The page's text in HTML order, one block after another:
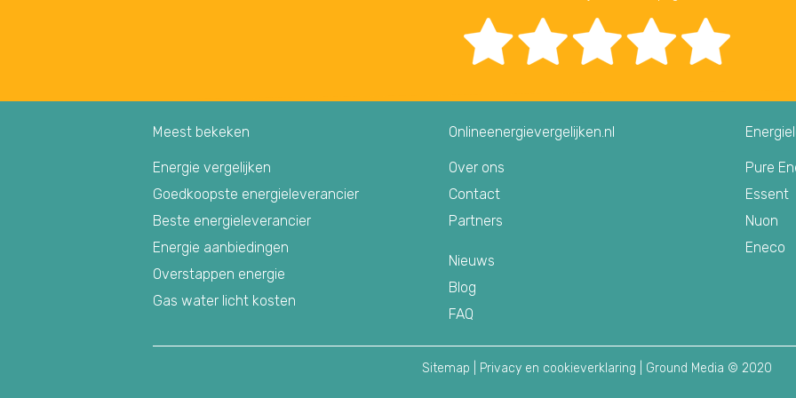
Meest bekeken
Energie vergelijken
Goedkoopste energieleverancier
Beste energieleverancier
Energie aanbiedingen
Overstappen energie
Gas water licht kosten
Onlineenergievergelijken.nl
Over ons
Contact
Partners
Nieuws
Blog
FAQ
Pure
Essent
Nuon
Eneco
Sitemap Privacy en cookieverklaring | Ground Media © 2020